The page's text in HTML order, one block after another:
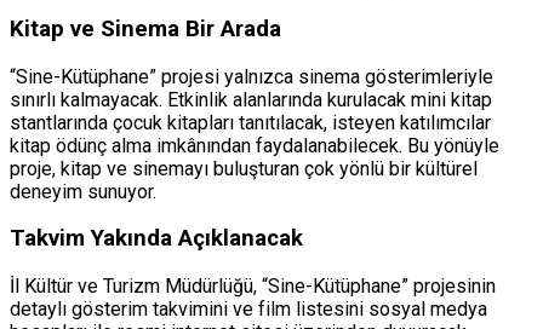
Kitap ve Sinema Bir Arada
“Sine-Kütüphane” projesi yalnızca sinema gösterimleriyle
sınırlı kalmayacak. Etkinlik alanlarında kurulacak mini kitap
stantlarında çocuk kitapları tanıtılacak, isteyen katılımcılar
kitap ödünç alma imkânından faydalanabilecek. Bu yönüyle
proje, kitap ve sinemayı buluşturan çok yönlü bir kültürel
deneyim sunuyor.
Takvim Yakında Açıklanacak
İl Kültür ve Turizm Müdürlüğü, “Sine-Kütüphane” projesinin
detaylı gösterim takvimini ve film listesini sosyal medya